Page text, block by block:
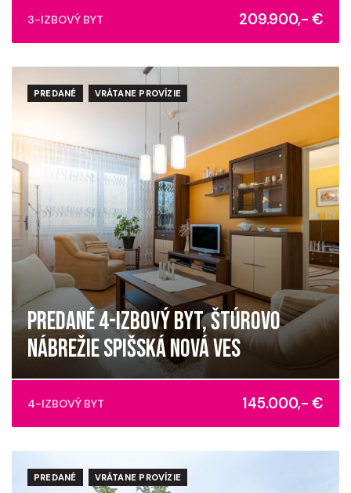
Kustrova, Košice - mestská časť Sever
3-IZBOVÝ BYT 209.900,- €
PREDANÉ VRÁTANE PROVÍZIE
PREDANÉ 4-IZBOVÝ BYT, ŠTÚROVO
NÁBREŽIE SPIŠSKÁ NOVÁ VES
Štúrovo nábrežie, Spišská Nová Ves
4-IZBOVÝ BYT 145.000,- €
PREDANÉ VRÁTANE PROVÍZIE